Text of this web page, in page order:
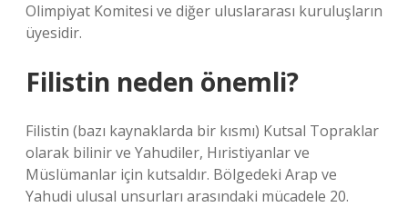
Olimpiyat Komitesi ve diğer uluslararası kuruluşların
üyesidir.
Filistin neden önemli?
Filistin (bazı kaynaklarda bir kısmı) Kutsal Topraklar
olarak bilinir ve Yahudiler, Hıristiyanlar ve
Müslümanlar için kutsaldır. Bölgedeki Arap ve
Yahudi ulusal unsurları arasındaki mücadele 20.